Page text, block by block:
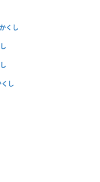
くし
し